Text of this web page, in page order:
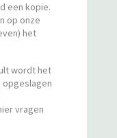
een kopie.
op onze
het
wordt het
vragen